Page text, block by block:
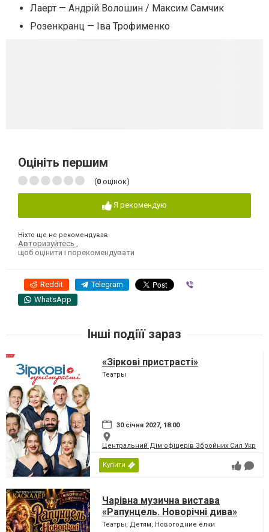
Лаерт — Андрій Волошин / Максим Самчик
Розенкранц — Іва Трофименко
Оцініть першим
(0 оцінок)
Я рекомендую
Ніхто ще не рекомендував
Авторизуйтесь
щоб оцінити і порекомендувати
Reddit Telegram
WhatsApp
Інші подіїї зараз
«Зіркові пристрасті»
Театры
30 січня 2027, 18:00
Центральний Дім офіцерів Збройних Сил
Купити
Чарівна музична вистава
«Рапунцель. Новорічні дива»
Театры, Детям, Новогодние ёлки